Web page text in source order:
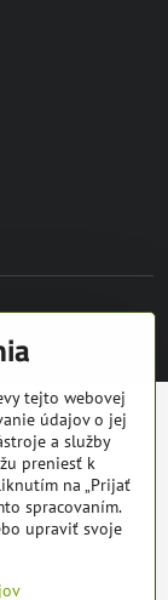
tejto webovej
údajov o jej
a služby
preniesť k
na „Prijať
spracovaním.
upraviť svoje